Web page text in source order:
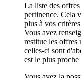
La liste des
pertinence. Cela
plus à vos critères
Vous avez
restitue les offres
celles-ci sont
est le plus